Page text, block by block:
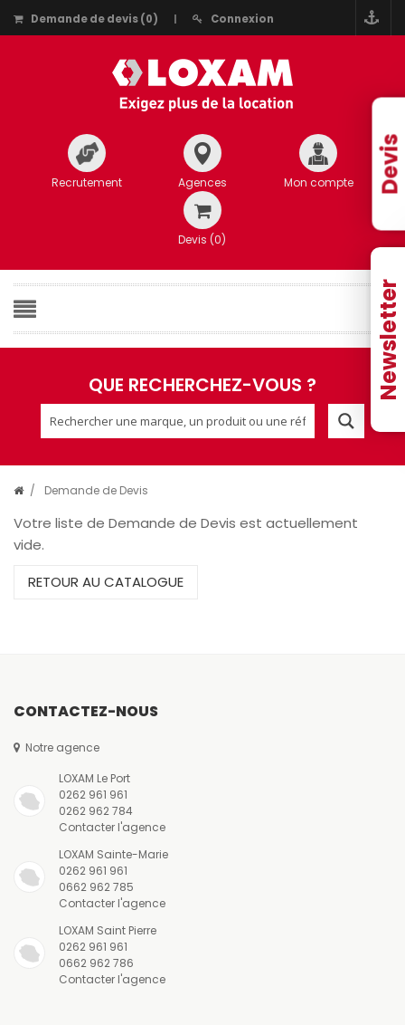
Devis
Newsletter
Demande de devis(0) Connexion
Recrutement Agences Mon compte
Devis (0)
QUE RECHERCHEZ-VOUS ?
/ Demande de Devis
Votre liste de Demande de Devis est actuellement
vide.
RETOUR AU CATALOGUE
CONTACTEZ-NOUS
Notre agence
LOXAM Le Port
0262 961 961
0262 962 784
Contacter l'agence
LOXAM Sainte-Marie
0262 961 961
0662 962 785
Contacter l'agence
LOXAM Saint Pierre
0262 961 961
0662 962 786
Contacter l'agence